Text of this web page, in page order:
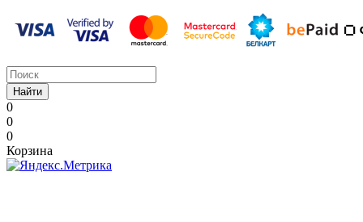
Найти
0
0
0
Корзина